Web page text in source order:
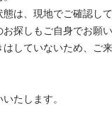
は、現地でご確認して
探しもご自身でお願
はしていないため、ご
たします。